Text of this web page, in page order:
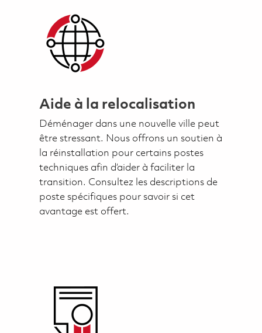
Aide à la relocalisation
Déménager dans une nouvelle ville peut
être stressant. Nous offrons un soutien à
la réinstallation pour certains postes
techniques afin d’aider à faciliter la
transition. Consultez les descriptions de
poste spécifiques pour savoir si cet
avantage est offert.